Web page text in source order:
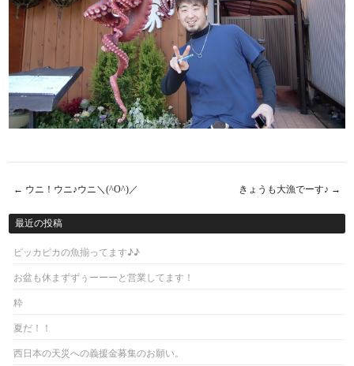
Post navigation
← ウニ！ウニ♪ウニ＼(^O^)／ きょうも大漁でーす♪ →
最近の投稿
ピッカピカの魚揃ってます♪♪
お盆も休まずずぅーーーと営業してます！
粋
夏だ！！
西日本の天災への義援金募集のお願い。